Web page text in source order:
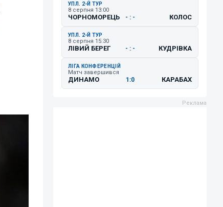
УПЛ. 2-Й ТУР
8 серпня 13:00
ЧОРНОМОРЕЦЬ - : - КОЛОС
УПЛ. 2-Й ТУР
8 серпня 15:30
ЛІВИЙ БЕРЕГ - : - КУДРІВКА
ЛІГА КОНФЕРЕНЦІЙ
Матч завершився
ДИНАМО 1:0 КАРАБАХ